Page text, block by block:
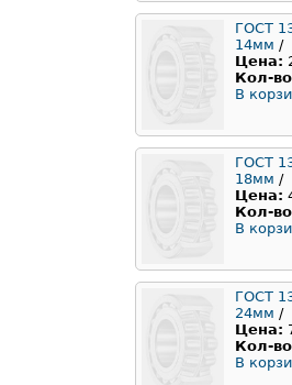
ГОСТ
14мм /
Цена:
Кол-
В
ГОСТ
18мм /
Цена:
Кол-
В
ГОСТ
24мм /
Цена:
Кол-
В